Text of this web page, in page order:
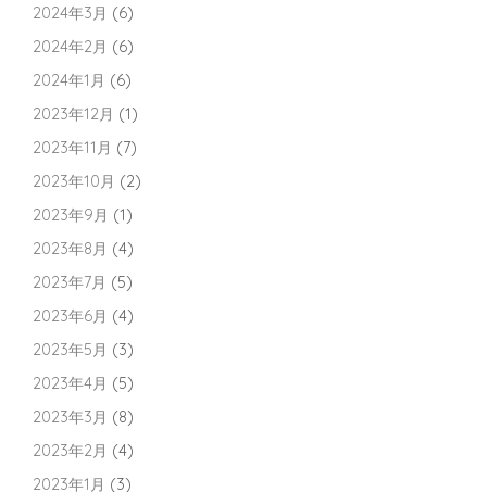
2024年3月 (6)
2024年2月 (6)
2024年1月 (6)
2023年12月 (1)
2023年11月 (7)
2023年10月 (2)
2023年9月 (1)
2023年8月 (4)
2023年7月 (5)
2023年6月 (4)
2023年5月 (3)
2023年4月 (5)
2023年3月 (8)
2023年2月 (4)
2023年1月 (3)